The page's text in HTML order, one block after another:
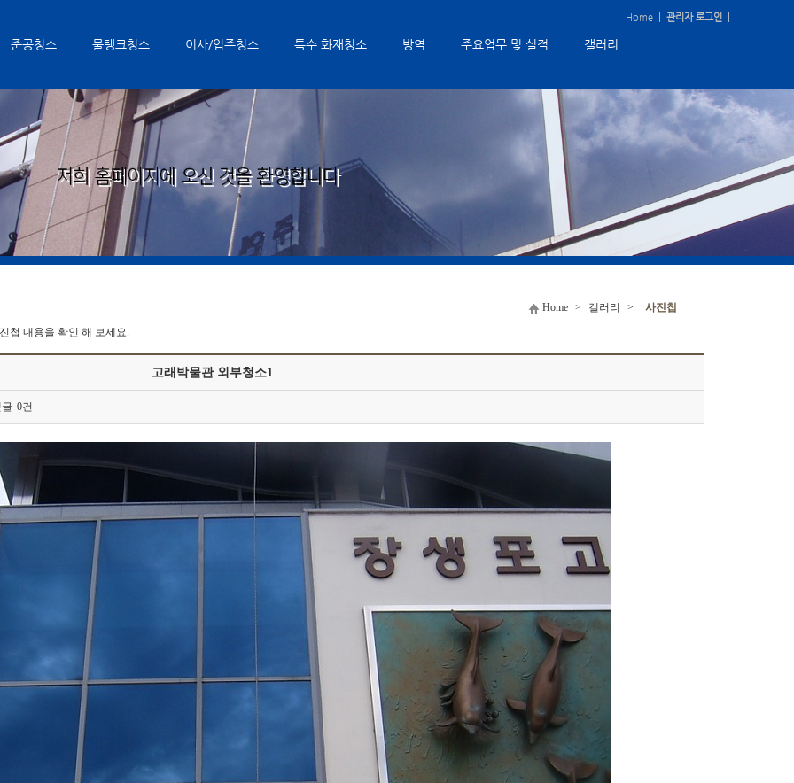
Home 관리자 로그인
준공청소 물탱크청소 이사/입주청소 특수 화재청소 방역 주요업무 및 실적 갤러리
Home > 갤러리 >
사진첩
첩 내용을 확인 해 보세요.
고래박물관 외부청소1
0건